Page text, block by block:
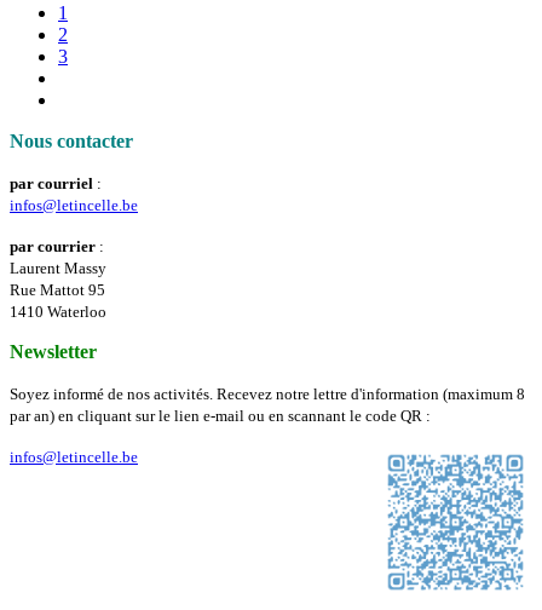
1
2
3
Nous contacter
par courriel :
infos@letincelle.be
par courrier :
Laurent Massy
Rue Mattot 95
1410 Waterloo
Newsletter
Soyez informé de nos activités. Recevez notre lettre d'information (maximum 8
par an) en cliquant sur le lien e-mail ou en scannant le code QR :
infos@letincelle.be